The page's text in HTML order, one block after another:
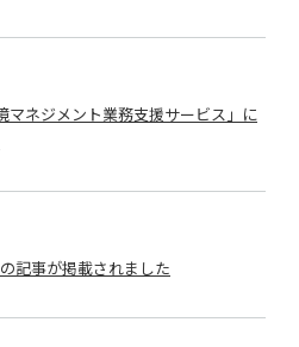
マネジメント業務支援サービス」に
記事が掲載されました